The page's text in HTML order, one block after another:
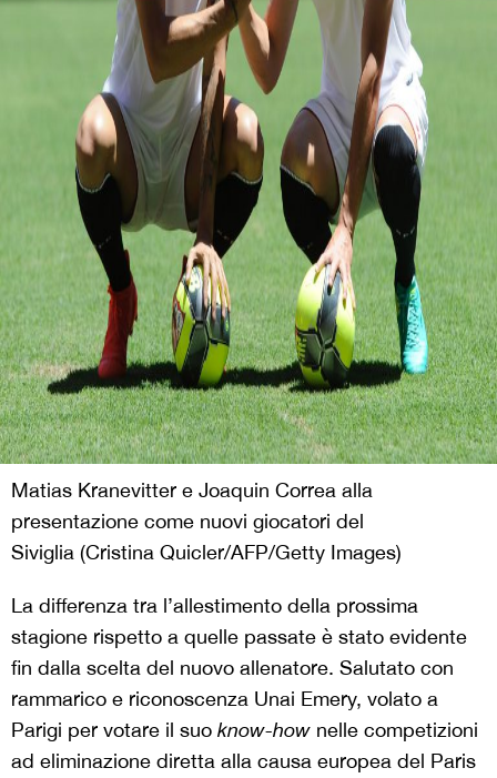
Matias Kranevitter e Joaquin Correa alla
presentazione come nuovi giocatori del
Siviglia (Cristina Quicler/AFP/Getty Images)
La differenza tra l’allestimento della prossima
stagione rispetto a quelle passate è stato evidente
fin dalla scelta del nuovo allenatore. Salutato con
rammarico e riconoscenza Unai Emery, volato a
Parigi per votare il suo know-how nelle competizioni
ad eliminazione diretta alla causa europea del Paris